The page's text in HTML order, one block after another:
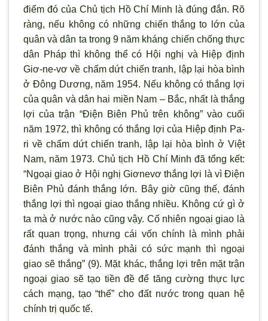
điểm đó của Chủ tịch Hồ Chí Minh là đúng đắn. Rõ
ràng, nếu không có những chiến thắng to lớn của
quân và dân ta trong 9 năm kháng chiến chống thực
dân Pháp thì không thể có Hội nghị và Hiệp định
Giơ-ne-vơ về chấm dứt chiến tranh, lập lại hòa bình
ở Đông Dương, năm 1954. Nếu không có thắng lợi
của quân và dân hai miền Nam – Bắc, nhất là thắng
lợi của trận “Điện Biên Phủ trên không” vào cuối
năm 1972, thì không có thắng lợi của Hiệp định Pa-
ri về chấm dứt chiến tranh, lập lại hòa bình ở Việt
Nam, năm 1973. Chủ tịch Hồ Chí Minh đã tổng kết:
“Ngoại giao ở Hội nghị Giơnevơ thắng lợi là vì Điện
Biên Phủ đánh thắng lớn. Bây giờ cũng thế, đánh
thắng lợi thì ngoại giao thắng nhiều. Không cứ gì ở
ta mà ở nước nào cũng vậy. Cố nhiên ngoại giao là
rất quan trọng, nhưng cái vốn chính là mình phải
đánh thắng và mình phải có sức mạnh thì ngoại
giao sẽ thắng” (9). Mặt khác, thắng lợi trên mặt trận
ngoại giao sẽ tạo tiền đề để tăng cường thực lực
cách mạng, tạo “thế” cho đất nước trong quan hệ
chính trị quốc tế.